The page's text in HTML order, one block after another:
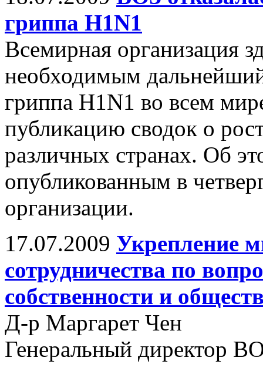
гриппа H1N1
Всемирная организация
необходимым
гриппа H1N1 во всем
публикацию сводок о
различных странах. Об
опубликованным в
организации.
17.07.2009 Укрепление
сотрудничества по
собственности и
Д-р Маргарет Чен
Генеральный директор